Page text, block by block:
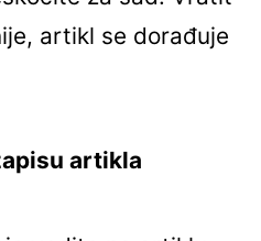
artikl se dorađuje
artikla